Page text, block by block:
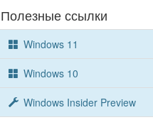
Полезные ссылки
Windows 11
Windows 10
Windows Insider Preview